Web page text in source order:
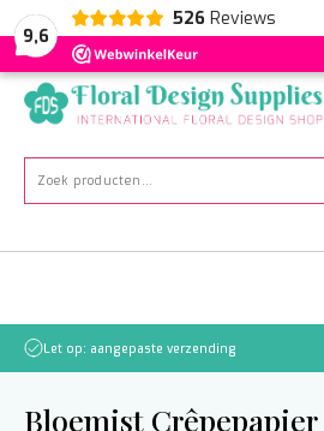
9,6
526 Reviews
NL EN DE
Zoeken
Houdt rekening met vertraging!
Bloemist